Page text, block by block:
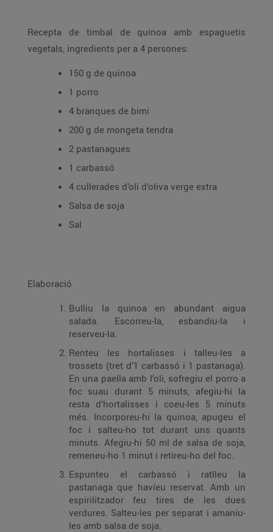
Recepta de timbal de quinoa amb espaguetis
vegetals, ingredients per a 4 persones:
150 g de quinoa
1 porro
4 branques de bimi
200 g de mongeta tendra
2 pastanagues
1 carbassó
4 cullerades d’oli d’oliva verge extra
Salsa de soja
Sal
Elaboració
Bulliu la quinoa en abundant aigua
salada. Escorreu-la, esbandiu-la i
reserveu-la.
Renteu les hortalisses i talleu-les a
trossets (tret d’1 carbassó i 1 pastanaga).
En una paella amb l’oli, sofregiu el porro a
foc suau durant 5 minuts, afegiu-hi la
resta d’hortalisses i coeu-les 5 minuts
més. Incorporeu-hi la quinoa, apugeu el
foc i salteu-ho tot durant uns quants
minuts. Afegiu-hi 50 ml de salsa de soja,
remeneu-ho 1 minut i retireu-ho del foc.
Espunteu el carbassó i ratlleu la
pastanaga que havíeu reservat. Amb un
espirilitzador feu tires de les dues
verdures. Salteu-les per separat i amaniu-
les amb salsa de soja.